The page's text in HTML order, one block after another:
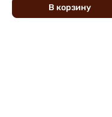
В корзину